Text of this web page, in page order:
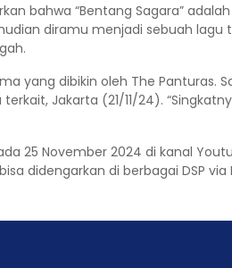
bahwa “Bentang Sagara”
diramu menjadi sebuah
yang dibikin oleh The
Jakarta (21/11/24).
25 November 2024 di kanal
didengarkan di berbagai DSP via